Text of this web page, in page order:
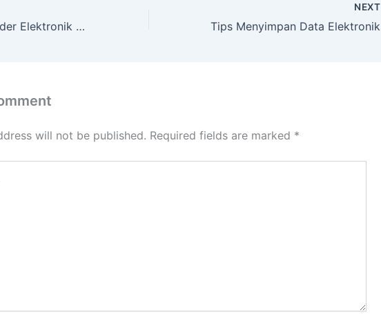
Tips Mengatur Folder Elektronik untuk Meningkatkan Produktivitas
NEXT
will not be published. Required fields are marked *